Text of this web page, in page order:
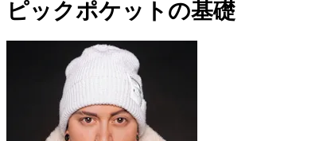
ピックポケットの基礎